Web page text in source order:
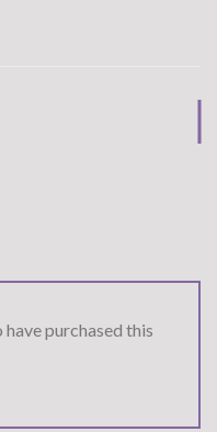
purchased this